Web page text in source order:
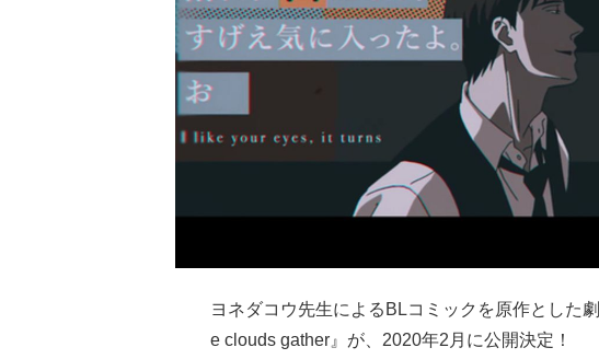
ヨネダコウ先生によるBLコミックを原作とした
e clouds gather』が、2020年2月に公開決定！